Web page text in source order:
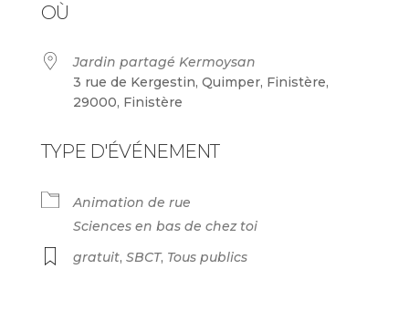
OÙ
Jardin partagé Kermoysan
3 rue de Kergestin, Quimper, Finistère,
29000, Finistère
TYPE D'ÉVÉNEMENT
Animation de rue
Sciences en bas de chez toi
gratuit, SBCT, Tous publics